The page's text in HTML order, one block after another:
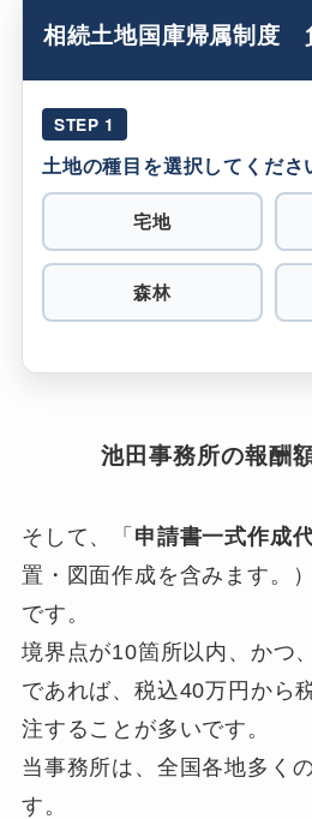
相続土地国庫帰属制度
STEP 1
土地の種目を選択してくださ
宅地
森林
池田事務所の報酬
そして、「 申請書一式作成
置・図面作成を含みます。
です。
境界点が10箇所以内、かつ
であれば、税込40万円から
注することが多いです。
当事務所は、全国各地多く
す。